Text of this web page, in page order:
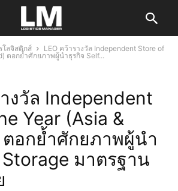
โลจิสติกส์
LEO คว้ารางวัล Independent Store of
ตอกย้ำศักยภาพผู้นำธุรกิจ Self...
งวัล Independent
Year (Asia &
อกย้ำศักยภาพผู้นำ
มาตรฐาน